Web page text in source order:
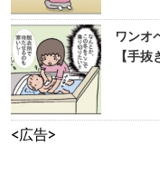
ワンオ
【手
<広告>